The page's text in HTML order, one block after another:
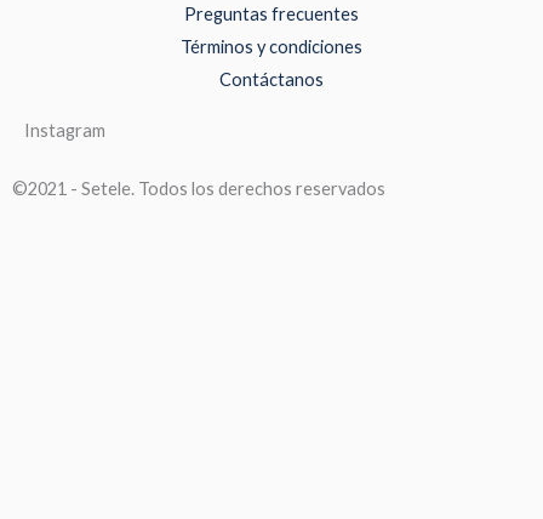
Preguntas frecuentes
Términos y condiciones
Contáctanos
Instagram
©2021 - Setele. Todos los derechos reservados